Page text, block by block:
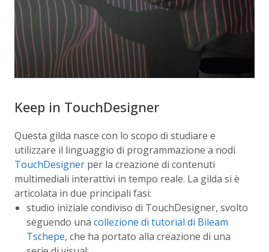
Keep in TouchDesigner
Questa gilda nasce con lo scopo di studiare e
utilizzare il linguaggio di programmazione a nodi
TouchDesigner per la creazione di contenuti
multimediali interattivi in tempo reale. La gilda si è
articolata in due principali fasi:
studio iniziale condiviso di TouchDesigner, svolto
seguendo una collezione di tutorial di Bileam
Tschepe, che ha portato alla creazione di una